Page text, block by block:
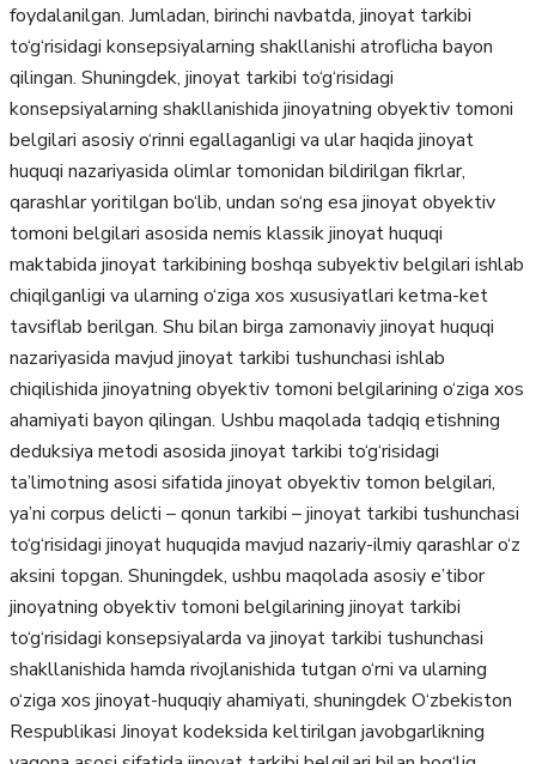
foydalanilgan. Jumladan, birinchi navbatda, jinoyat tarkibi
to‘g‘risidagi konsepsiyalarning shakllanishi atroflicha bayon
qilingan. Shuningdek, jinoyat tarkibi to‘g‘risidagi
konsepsiyalarning shakllanishida jinoyatning obyektiv tomoni
belgilari asosiy o‘rinni egallaganligi va ular haqida jinoyat
huquqi nazariyasida olimlar tomonidan bildirilgan fikrlar,
qarashlar yoritilgan bo‘lib, undan so‘ng esa jinoyat obyektiv
tomoni belgilari asosida nemis klassik jinoyat huquqi
maktabida jinoyat tarkibining boshqa subyektiv belgilari ishlab
chiqilganligi va ularning o‘ziga xos xususiyatlari ketma-ket
tavsiflab berilgan. Shu bilan birga zamonaviy jinoyat huquqi
nazariyasida mavjud jinoyat tarkibi tushunchasi ishlab
chiqilishida jinoyatning obyektiv tomoni belgilarining o‘ziga xos
ahamiyati bayon qilingan. Ushbu maqolada tadqiq etishning
deduksiya metodi asosida jinoyat tarkibi to‘g‘risidagi
ta’limotning asosi sifatida jinoyat obyektiv tomon belgilari,
ya’ni corpus delicti – qonun tarkibi – jinoyat tarkibi tushunchasi
to‘g‘risidagi jinoyat huquqida mavjud nazariy-ilmiy qarashlar o‘z
aksini topgan. Shuningdek, ushbu maqolada asosiy e’tibor
jinoyatning obyektiv tomoni belgilarining jinoyat tarkibi
to‘g‘risidagi konsepsiyalarda va jinoyat tarkibi tushunchasi
shakllanishida hamda rivojlanishida tutgan o‘rni va ularning
o‘ziga xos jinoyat-huquqiy ahamiyati, shuningdek O‘zbekiston
Respublikasi Jinoyat kodeksida keltirilgan javobgarlikning